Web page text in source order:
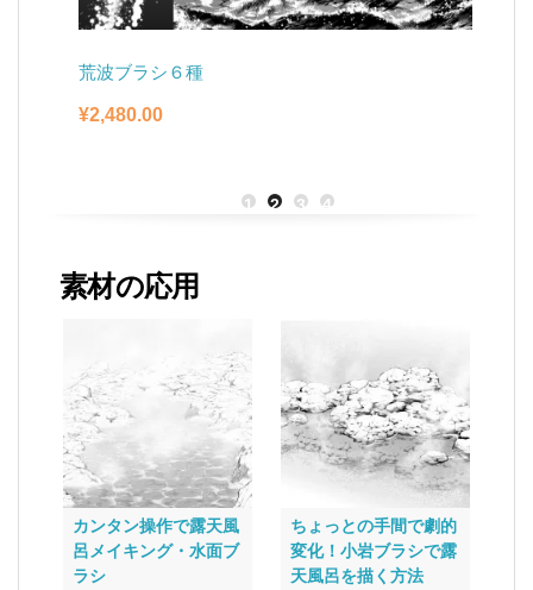
荒波ブラシ６種
¥2,480.00
1 2 3 4
素材の応用
カンタン操作で露天風
呂メイキング・水面ブ
ラシ
ちょっとの手間で劇的
変化！小岩ブラシで露
天風呂を描く方法